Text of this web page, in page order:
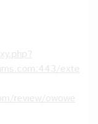
exte
review/owowe